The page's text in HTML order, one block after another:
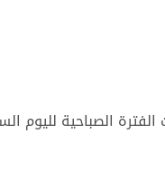
الصباحية لليوم